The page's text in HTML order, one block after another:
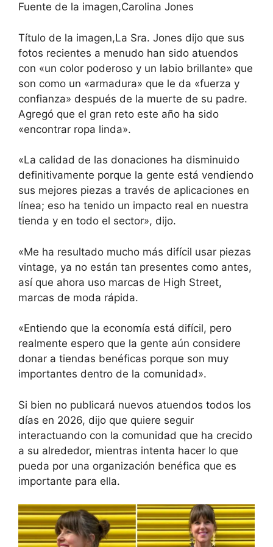
Fuente de la imagen,Carolina Jones
Título de la imagen,La Sra. Jones dijo que sus
fotos recientes a menudo han sido atuendos
con «un color poderoso y un labio brillante» que
son como un «armadura» que le da «fuerza y ​​
confianza» después de la muerte de su padre.
Agregó que el gran reto este año ha sido
«encontrar ropa linda».
«La calidad de las donaciones ha disminuido
definitivamente porque la gente está vendiendo
sus mejores piezas a través de aplicaciones en
línea; eso ha tenido un impacto real en nuestra
tienda y en todo el sector», dijo.
«Me ha resultado mucho más difícil usar piezas
vintage, ya no están tan presentes como antes,
así que ahora uso marcas de High Street,
marcas de moda rápida.
«Entiendo que la economía está difícil, pero
realmente espero que la gente aún considere
donar a tiendas benéficas porque son muy
importantes dentro de la comunidad».
Si bien no publicará nuevos atuendos todos los
días en 2026, dijo que quiere seguir
interactuando con la comunidad que ha crecido
a su alrededor, mientras intenta hacer lo que
pueda por una organización benéfica que es
importante para ella.